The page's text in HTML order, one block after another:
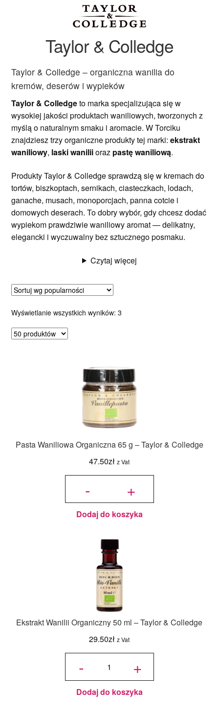
Ozdoby na tort weselny
Taylor & Colledge
Taylor & Colledge – organiczna wanilia do
kremów, deserów i wypieków
Taylor & Colledgeto marka specjalizująca się w
wysokiej jakości produktach waniliowych, tworzonych z
myślą o naturalnym smaku i aromacie. W Torciku
znajdziesz trzy organiczne produkty tej marki: ekstrakt
waniliowy, laski waniliioraz pastę waniliową.
Produkty Taylor & Colledge sprawdzą się w kremach do
tortów, biszkoptach, sernikach, ciasteczkach, lodach,
ganache, musach, monoporcjach, panna cotcie i
domowych deserach. To dobry wybór, gdy chcesz dodać
wypiekom prawdziwie waniliowy aromat — delikatny,
elegancki i wyczuwalny bez sztucznego posmaku.
Czytaj więcej
Wyświetlanie wszystkich wyników: 3Posortowane
Pasta Waniliowa Organiczna 65 g – Taylor & Colledge
47.50zł z Vat
-
ilość Pasta
65 g -
Taylor &
Colledge +
Dodaj do koszyka
Ekstrakt Wanilii Organiczny 50 ml – Taylor & Colledge
29.50zł z Vat
-
ilość
Organiczny
50 ml -
Colledge +
Dodaj do koszyka